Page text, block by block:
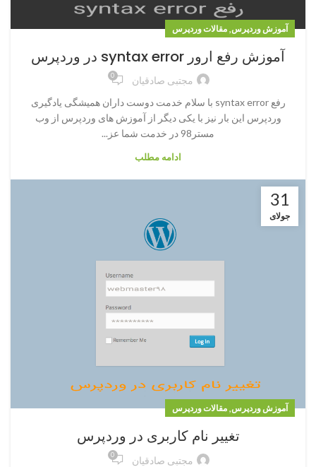
آموزش وردپرس, مقالات وردپرس
آموزش رفع ارور syntax error در وردپرس
مجتبی صادقیان 0
رفع syntax error با سلام خدمت دوست داران همیشگی یادگیری
وردپرس این بار نیز با یکی دیگر از آموزش های وردپرس از وب
مستر98 در خدمت شما عز...
ادامه مطلب
31
جولای
آموزش وردپرس, مقالات وردپرس
تغییر نام کاربری در وردپرس
مجتبی صادقیان 0